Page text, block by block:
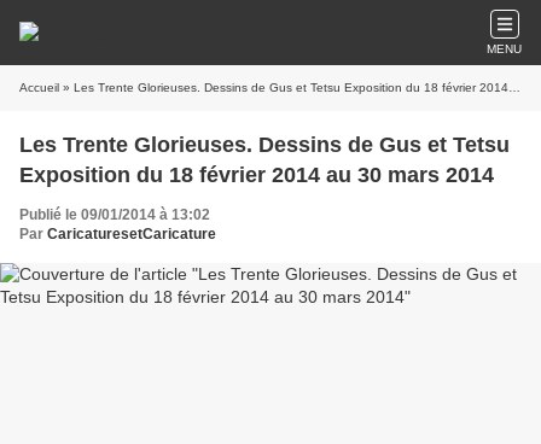
MENU
Accueil » Les Trente Glorieuses. Dessins de Gus et Tetsu Exposition du 18 février 2014 au 30 mars 2014
Les Trente Glorieuses. Dessins de Gus et Tetsu
Exposition du 18 février 2014 au 30 mars 2014
Publié le 09/01/2014 à 13:02
Par CaricaturesetCaricature